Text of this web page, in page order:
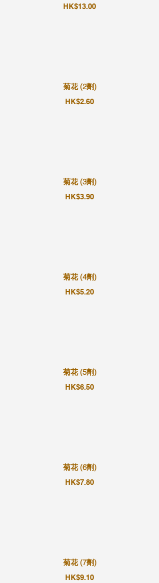
HK$13.00
菊花 (2劑)
HK$2.60
菊花 (3劑)
HK$3.90
菊花 (4劑)
HK$5.20
菊花 (5劑)
HK$6.50
菊花 (6劑)
HK$7.80
菊花 (7劑)
HK$9.10